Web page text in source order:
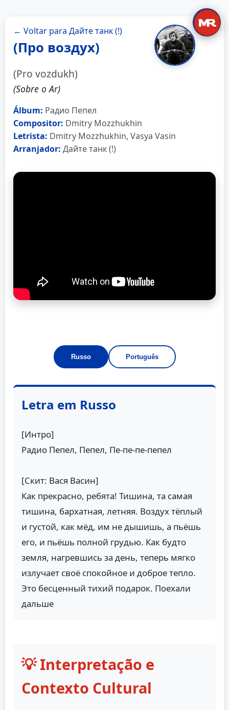
← Voltar para Дайте танк (!)
(Про воздух)
(Pro vozdukh)
(Sobre o Ar)
Álbum: Радио Пепел
Compositor: Dmitry Mozzhukhin
Letrista: Dmitry Mozzhukhin, Vasya Vasin
Arranjador: Дайте танк (!)
Russo Português
Letra em Russo
[Интро]
Радио Пепел, Пепел, Пе-пе-пе-пепел
[Скит: Вася Васин]
Как прекрасно, ребята! Тишина, та самая
тишина, бархатная, летняя. Воздух тёплый
и густой, как мёд, им не дышишь, а пьёшь
его, и пьёшь полной грудью. Как будто
земля, нагревшись за день, теперь мягко
излучает своё спокойное и доброе тепло.
Это бесценный тихий подарок. Поехали
дальше
💡 Interpretação e
Contexto Cultural